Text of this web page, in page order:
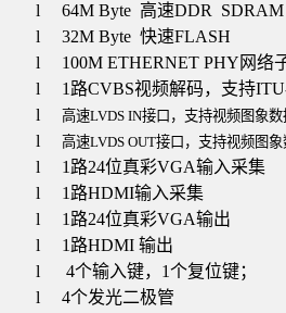
l
64M Byte 高速DDR SDRAM
l
32M Byte 快速FLASH
l
100M ETHERNET PHY 网络
l
1 路CVBS视频解码，支持
l
高速LVDS IN接口，支持视频图象数
l
高速LVDS OUT接口，支持视频图
l
1 路24位真彩VGA输入采集
l
1 路HDMI输入采集
l
1 路24位真彩VGA输出
l
1 路HDMI 输出
l
4个输入键， 1个复位键；
l
4个发光二极管